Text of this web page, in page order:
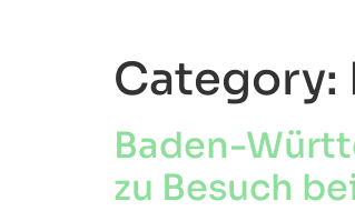
Category:
Baden-
zu Besuch